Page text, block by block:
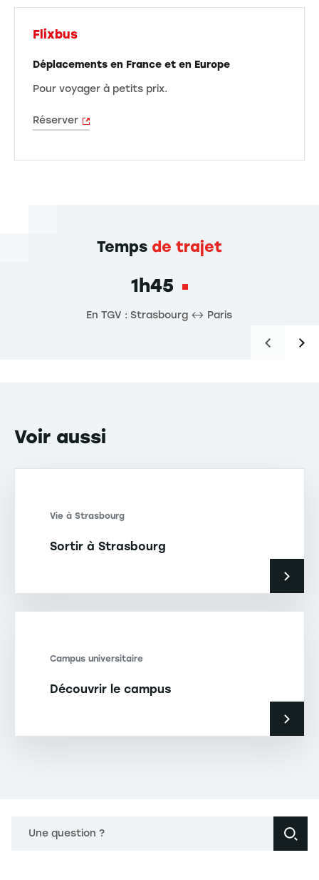
Flixbus
Déplacements en France et en Europe
Pour voyager à petits prix.
Réserver
Temps de trajet
1h45
En TGV : Strasbourg ↔ Paris
Voir aussi
Vie à Strasbourg
Sortir à Strasbourg
Campus universitaire
Découvrir le campus
Une question ?